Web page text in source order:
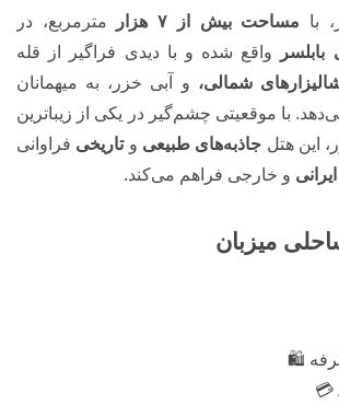
با مساحت بیش از ۷ هزار
مترمربع، در
بابلسر
واقع شده و با دیدی فراگیر از قله
شمالی، و آبی خزر، به میهمانان
با موقعیتی چشم‌گیر در یکی از زیباترین
این هتل جاذبه‌های طبیعی وتاریخی فراوانی
و خارجی فراهم می‌کند.
میزبان
🛍️